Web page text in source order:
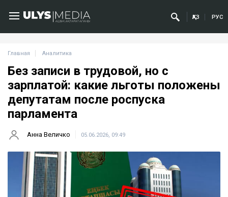
ҚАЗ РУС
Главная Аналитика
Без записи в трудовой, но с
зарплатой: какие льготы положены
депутатам после роспуска
парламента
Анна Величко 05.06.2026, 09:49